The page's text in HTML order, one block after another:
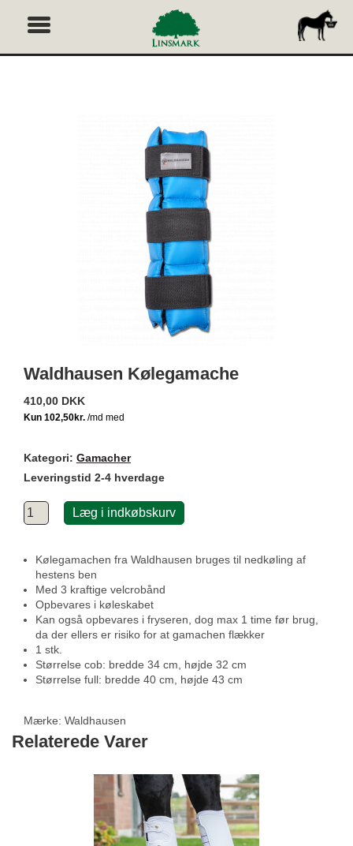
Waldhausen Kølegamache
410,00 DKK
Kategori: Gamacher
Leveringstid 2-4 hverdage
Læg i indkøbskurv
Kølegamachen fra Waldhausen bruges til nedkøling af
hestens ben
Med 3 kraftige velcrobånd
Opbevares i køleskabet
Kan også opbevares i fryseren, dog max 1 time før brug,
da der ellers er risiko for at gamachen flækker
1 stk.
Størrelse cob: bredde 34 cm, højde 32 cm
Størrelse full: bredde 40 cm, højde 43 cm
Mærke: Waldhausen
Relaterede Varer